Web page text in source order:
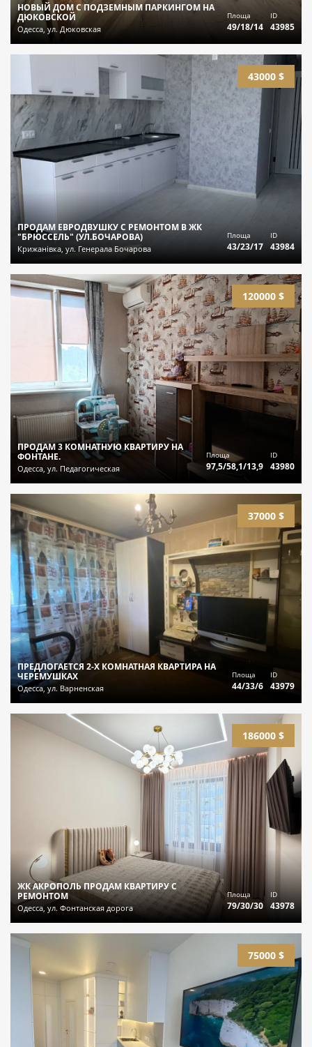
НОВЫЙ ДОМ С ПОДЗЕМНЫМ ПАРКИНГОМ НА
ДЮКОВСКОЙ
Одесса, ул. Дюковская
Площа
49/18/14
ID
43985
43000 $
ПРОДАМ ЕВРОДВУШКУ С РЕМОНТОМ В ЖК
"БРЮССЕЛЬ" (УЛ.БОЧАРОВА)
Крижанівка, ул. Генерала Бочарова
Площа
43/23/17
ID
43984
120000 $
ПРОДАМ 3 КОМНАТНУЮ КВАРТИРУ НА
ФОНТАНЕ.
Одесса, ул. Педагогическая
Площа
97,5/58,1/13,9
ID
43980
37000 $
ПРЕДЛОГАЕТСЯ 2-Х КОМНАТНАЯ КВАРТИРА НА
ЧЕРЕМУШКАХ
Одесса, ул. Варненская
Площа
44/33/6
ID
43979
186000 $
ЖК АКРОПОЛЬ ПРОДАМ КВАРТИРУ С
РЕМОНТОМ
Одесса, ул. Фонтанская дорога
Площа
79/30/30
ID
43978
75000 $